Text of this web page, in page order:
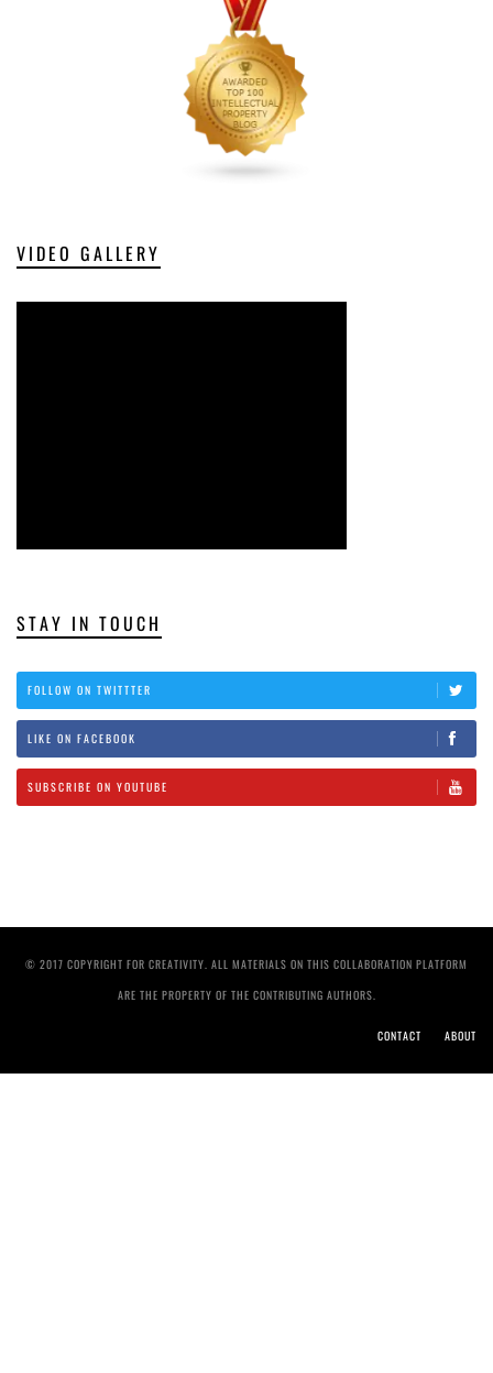
VIDEO GALLERY
STAY IN TOUCH
FOLLOW ON TWITTTER
LIKE ON FACEBOOK
SUBSCRIBE ON YOUTUBE
© 2017 COPYRIGHT FOR CREATIVITY. ALL MATERIALS ON THIS COLLABORATION PLATFORM
ARE THE PROPERTY OF THE CONTRIBUTING AUTHORS.
CONTACT ABOUT